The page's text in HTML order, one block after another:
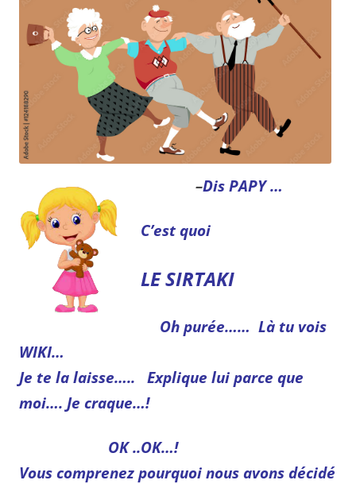
–Dis PAPY …
C’est quoi
LE SIRTAKI
Oh purée…… Là tu vois
WIKI…
Je te la laisse…..
Explique lui parce que
moi…. Je craque…!
OK ..OK…!
Vous comprenez pourquoi nous avons décidé